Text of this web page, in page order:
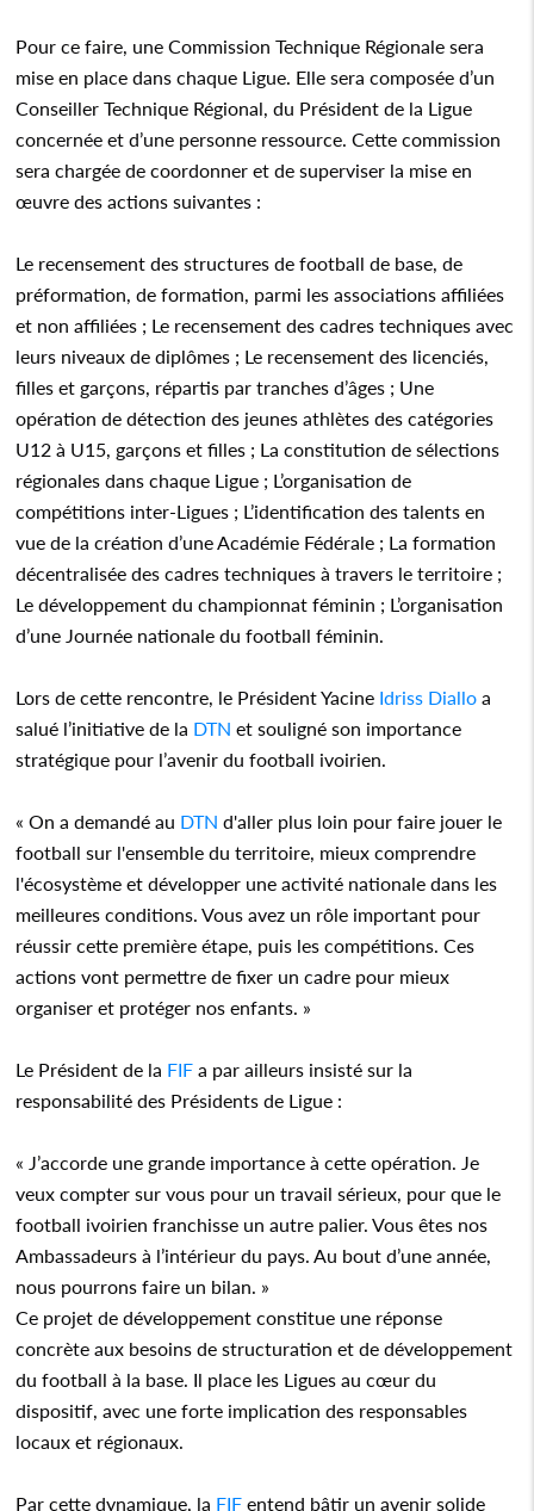
Pour ce faire, une Commission Technique Régionale sera
mise en place dans chaque Ligue. Elle sera composée d’un
Conseiller Technique Régional, du Président de la Ligue
concernée et d’une personne ressource. Cette commission
sera chargée de coordonner et de superviser la mise en
œuvre des actions suivantes :
Le recensement des structures de football de base, de
préformation, de formation, parmi les associations affiliées
et non affiliées ; Le recensement des cadres techniques avec
leurs niveaux de diplômes ; Le recensement des licenciés,
filles et garçons, répartis par tranches d’âges ; Une
opération de détection des jeunes athlètes des catégories
U12 à U15, garçons et filles ; La constitution de sélections
régionales dans chaque Ligue ; L’organisation de
compétitions inter-Ligues ; L’identification des talents en
vue de la création d’une Académie Fédérale ; La formation
décentralisée des cadres techniques à travers le territoire ;
Le développement du championnat féminin ; L’organisation
d’une Journée nationale du football féminin.
Lors de cette rencontre, le Président Yacine Idriss Diallo a
salué l’initiative de la DTN et souligné son importance
stratégique pour l’avenir du football ivoirien.
« On a demandé au DTN d'aller plus loin pour faire jouer le
football sur l'ensemble du territoire, mieux comprendre
l'écosystème et développer une activité nationale dans les
meilleures conditions. Vous avez un rôle important pour
réussir cette première étape, puis les compétitions. Ces
actions vont permettre de fixer un cadre pour mieux
organiser et protéger nos enfants. »
Le Président de la FIF a par ailleurs insisté sur la
responsabilité des Présidents de Ligue :
« J’accorde une grande importance à cette opération. Je
veux compter sur vous pour un travail sérieux, pour que le
football ivoirien franchisse un autre palier. Vous êtes nos
Ambassadeurs à l’intérieur du pays. Au bout d’une année,
nous pourrons faire un bilan. »
Ce projet de développement constitue une réponse
concrète aux besoins de structuration et de développement
du football à la base. Il place les Ligues au cœur du
dispositif, avec une forte implication des responsables
locaux et régionaux.
Par cette dynamique, la FIF entend bâtir un avenir solide